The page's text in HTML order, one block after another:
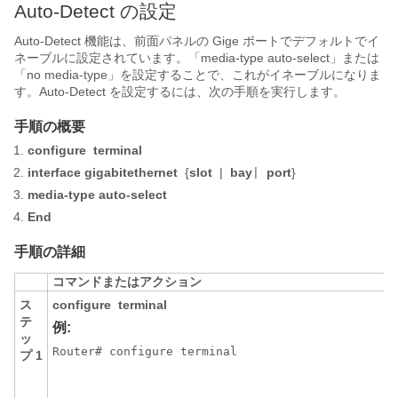
Auto-Detect の設定
Auto-Detect 機能は、前面パネルの Gige ポートでデフォルトでイ
ネーブルに設定されています。「media-type auto-select」または
「no media-type」を設定することで、これがイネーブルになりま
す。Auto-Detect を設定するには、次の手順を実行します。
手順の概要
configure terminal
interface gigabitethernet {slot | bay port}
media-type auto-select
End
手順の詳細
コマンドまたはアクション
ス
テ
ッ
プ 1
configure terminal
例:
Router# configure terminal